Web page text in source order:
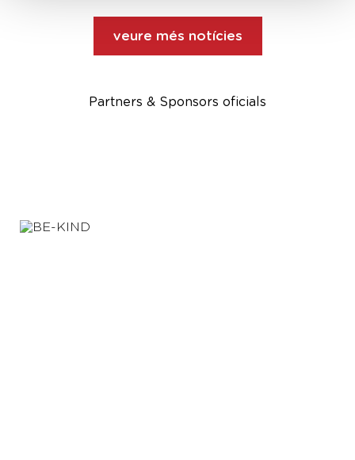
veure més notícies
Partners & Sponsors oficials